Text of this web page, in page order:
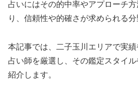
占いにはその的中率やアプローチ
り、信頼性や的確さが求められる分
本記事では、二子玉川エリアで実
占い師を厳選し、その鑑定スタイ
紹介します。